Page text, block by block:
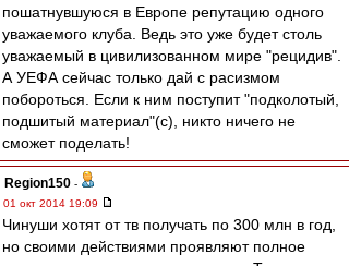
пошатнувшуюся в Европе репутацию одного
уважаемого клуба. Ведь это уже будет столь
уважаемый в цивилизованном мире "рецидив".
А УЕФА сейчас только дай с расизмом
побороться. Если к ним поступит "подколотый,
подшитый материал"(с), никто ничего не
сможет поделать!
Region150 -
01 окт 2014 19:09
Чинуши хотят от тв получать по 300 млн в год,
но своими действиями проявляют полное